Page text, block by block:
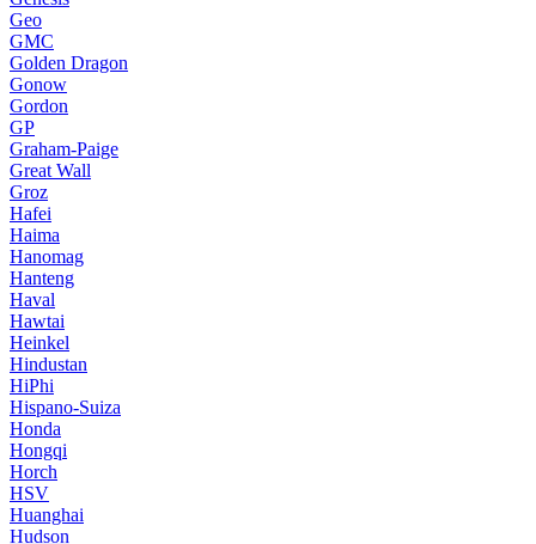
Geo
GMC
Golden Dragon
Gonow
Gordon
GP
Graham-Paige
Great Wall
Groz
Hafei
Haima
Hanomag
Hanteng
Haval
Hawtai
Heinkel
Hindustan
HiPhi
Hispano-Suiza
Honda
Hongqi
Horch
HSV
Huanghai
Hudson